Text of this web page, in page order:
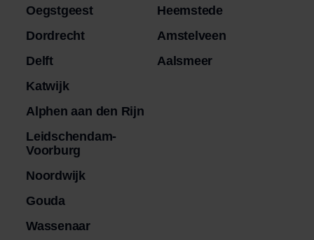
Oegstgeest
Dordrecht
Delft
Katwijk
Alphen aan den Rijn
Leidschendam-
Voorburg
Noordwijk
Gouda
Wassenaar
Heemstede
Amstelveen
Aalsmeer